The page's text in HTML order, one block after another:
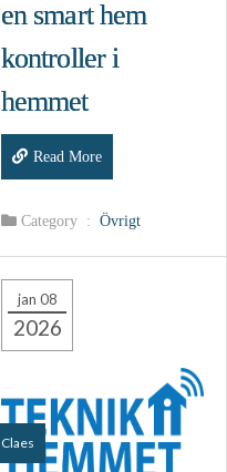
en smart hem
kontroller i
hemmet
Read More
Category : Övrigt
jan 08
2026
Claes